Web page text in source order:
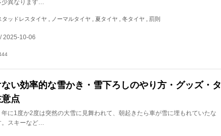
少異なります…
タッドレスタイヤ , ノーマルタイヤ , 夏タイヤ , 冬タイヤ , 罰則
2025-10-06
い効率的な雪かき・雪下ろしのやり方・グッズ・タ
点
に1度か2度は突然の大雪に見舞われて、朝起きたら車が雪に埋もれていたな
。スキーなど…